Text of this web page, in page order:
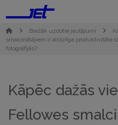
Biežāk uzdotie jautājumi
smalcinātājiem ir atšķirīga produktivitāte
fotogrāfijās?
Kāpēc dažās
Fellowes